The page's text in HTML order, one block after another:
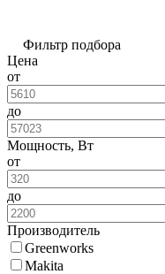
Фильтр подбора
Цена
от
до
Мощность, Вт
от
до
Производитель
Greenworks
Makita